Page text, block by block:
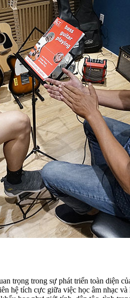
trọng trong sự phát triển toàn diện
hệ tích cực giữa việc học âm nhạc